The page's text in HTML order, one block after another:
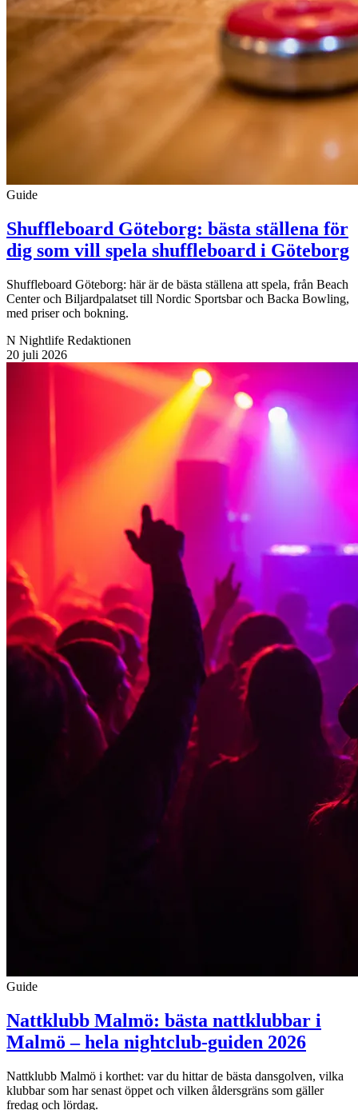
Guide
Shuffleboard Göteborg: bästa ställena för
dig som vill spela shuffleboard i Göteborg
Shuffleboard Göteborg: här är de bästa ställena att spela, från Beach
Center och Biljardpalatset till Nordic Sportsbar och Backa Bowling,
med priser och bokning.
N Nightlife Redaktionen
20 juli 2026
Guide
Nattklubb Malmö: bästa nattklubbar i
Malmö – hela nightclub-guiden 2026
Nattklubb Malmö i korthet: var du hittar de bästa dansgolven, vilka
klubbar som har senast öppet och vilken åldersgräns som gäller
fredag och lördag.